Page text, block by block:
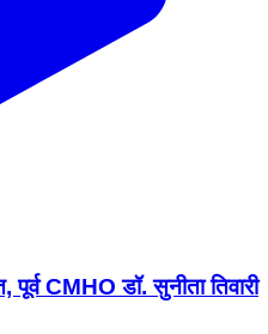
CMHO डॉ. सुनीता तिवारी